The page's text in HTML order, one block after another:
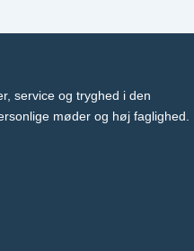
service og tryghed i den
møder og høj faglighed.